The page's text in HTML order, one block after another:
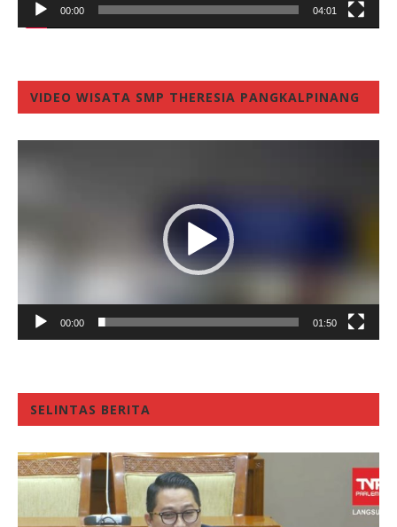
00:00 04:01
VIDEO WISATA SMP THERESIA PANGKALPINANG
00:00 01:50
SELINTAS BERITA